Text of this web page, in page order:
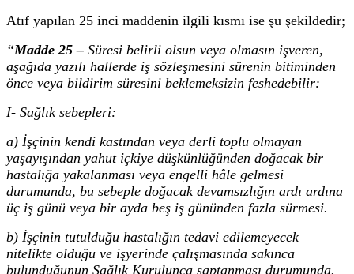
Atıf yapılan 25 inci maddenin ilgili kısmı ise şu şekildedir;
“Madde 25 – Süresi belirli olsun veya olmasın işveren,
aşağıda yazılı hallerde iş sözleşmesini sürenin bitiminden
önce veya bildirim süresini beklemeksizin feshedebilir:
I- Sağlık sebepleri:
a) İşçinin kendi kastından veya derli toplu olmayan
yaşayışından yahut içkiye düşkünlüğünden doğacak bir
hastalığa yakalanması veya engelli hâle gelmesi
durumunda, bu sebeple doğacak devamsızlığın ardı ardına
üç iş günü veya bir ayda beş iş gününden fazla sürmesi.
b) İşçinin tutulduğu hastalığın tedavi edilemeyecek
nitelikte olduğu ve işyerinde çalışmasında sakınca
bulunduğunun Sağlık Kurulunca saptanması durumunda.